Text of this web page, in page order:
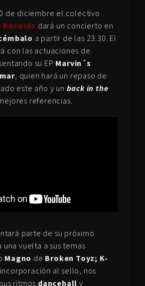
de diciembre el colectivo
Records dará un concierto en
a partir de las 23:30. El
con las actuaciones de
su EP Marvin´s
, quien hará un repaso de
este año y un back in the
referencias.
parte de su próximo
vuelta a sus temas
Magno de Broken Toyz; K-
al sello, nos
ritmos dancehally